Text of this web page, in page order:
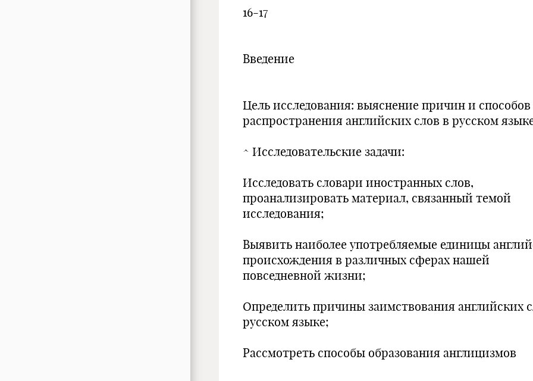
16-17
Введение
Цель исследования: выяснение причин и способов
распространения английских слов в русском
^ Исследовательские задачи:
Исследовать словари иностранных слов,
проанализировать материал, связанный темой
исследования;
Выявить наиболее употребляемые единицы
происхождения в различных сферах нашей
повседневной жизни;
Определить причины заимствования английских
русском языке;
Рассмотреть способы образования англицизмов